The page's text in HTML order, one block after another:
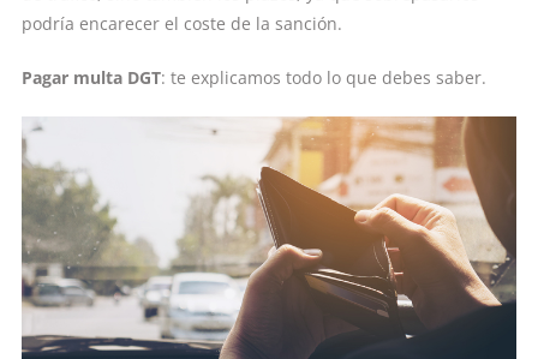
podría encarecer el coste de la sanción.
Pagar multa DGT: te explicamos todo lo que debes saber.